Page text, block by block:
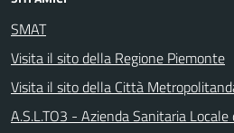
SMAT
Visita il sito della Regione Piemonte
Visita il sito della Città
A.S.L.TO3 - Azienda Sanitaria